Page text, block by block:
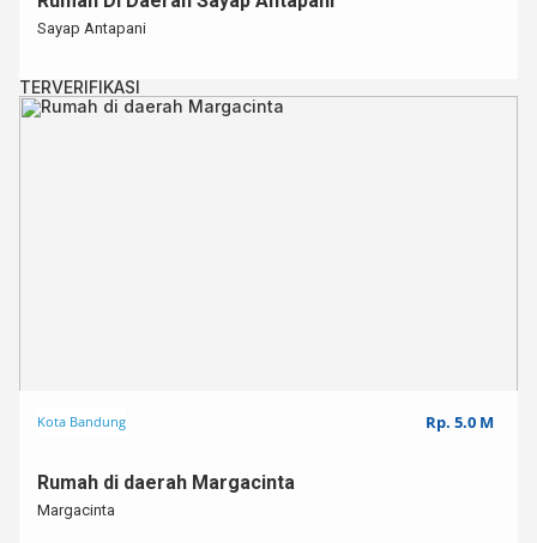
Sayap Antapani
TERVERIFIKASI
Kota Bandung Rp. 5.0 M
Rumah di daerah Margacinta
Margacinta